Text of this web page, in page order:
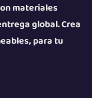
materiales
global. Crea
para tu